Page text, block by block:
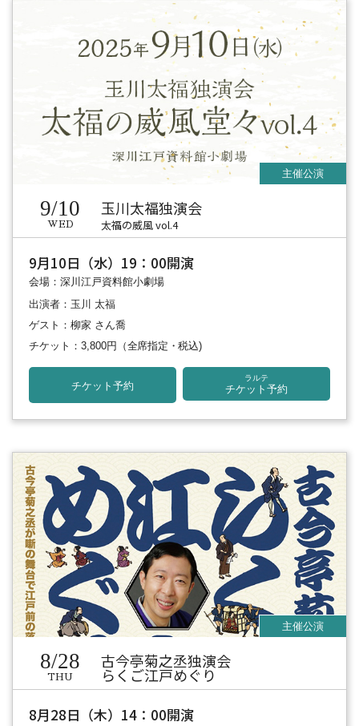
9/10
WED
玉川太福独演会
太福の威風 vol.4
9月10日（水）19：00開演
会場：深川江戸資料館小劇場
出演者：玉川 太福
ゲスト：柳家 さん喬
チケット：3,800円 （全席指定・税込)
チケット予約
ラルテ
チケット予約
8/28
THU
古今亭菊之丞独演会
らくご江戸めぐり
8月28日（木）14：00開演